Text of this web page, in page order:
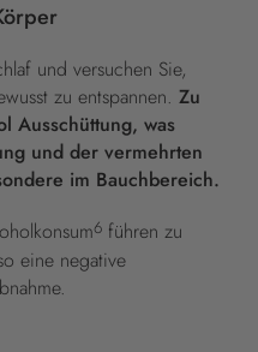
und versuchen Sie,
zu entspannen. Zu
Ausschüttung, was
und der vermehrten
im Bauchbereich.
6 führen zu
eine negative